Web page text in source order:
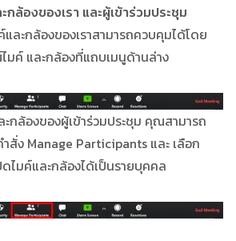
ล้องของเรา และผู้เข้าร่วมประชุม
ละกล้องของเราสามารถควบคุมได้โดย
และกล้องที่แถบเมนูด้านล่าง
กล้องของผู้เข้าร่วมประชุม คุณสามารถ
สั่ง Manage Participants และ เลือก
ไมค์และกล้องได้เป็นรายบุคคล